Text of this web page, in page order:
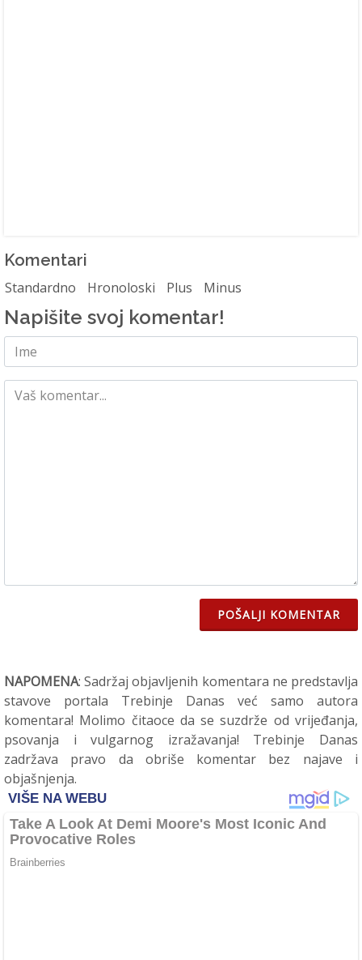
Komentari
Standardno Hronoloski Plus Minus
Napišite svoj komentar!
POŠALJI KOMENTAR
NAPOMENA: Sadržaj objavljenih komentara ne predstavlja
stavove portala Trebinje Danas već samo autora
komentara! Molimo čitaoce da se suzdrže od vrijeđanja,
psovanja i vulgarnog izražavanja! Trebinje Danas
zadržava pravo da obriše komentar bez najave i
objašnjenja.